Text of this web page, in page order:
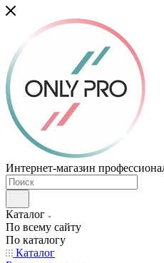
Интернет-магазин
Каталог
По всему сайту
По каталогу
Каталог